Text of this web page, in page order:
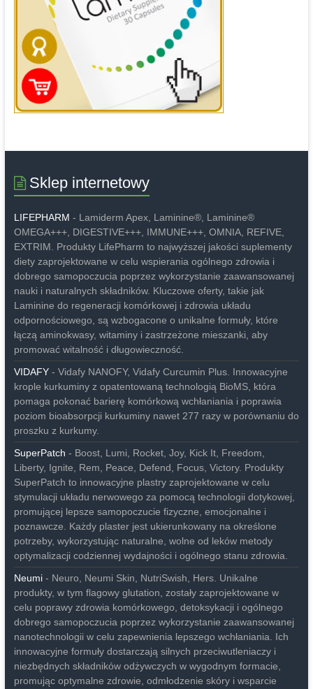
Sklep internetowy
LIFEPHARM - Lamiderm Apex, Laminine®, Laminine®
OMEGA+++, DIGESTIVE+++, IMMUNE+++, OMNIA, REFIVE,
EXTRIM. Produkty LifePharm to najwyższej jakości suplementy
diety zaprojektowane w celu wspierania ogólnego zdrowia i
dobrego samopoczucia poprzez wykorzystanie zaawansowanej
nauki i naturalnych składników. Kluczowe oferty, takie jak
Laminine do regeneracji komórkowej i zdrowia układu
odpornościowego, są wzbogacone o unikalne formuły, które
łączą aminokwasy, witaminy i zastrzeżone mieszanki, aby
promować witalność i długowieczność.
VIDAFY- Vidafy NANOFY, Vidafy Curcumin Plus. Innowacyjne
krople kurkuminy z opatentowaną technologią BioMS, która
pomaga pokonać barierę komórkową wchłaniania i poprawia
poziom bioabsorpcji kurkuminy nawet 277 razy w porównaniu do
proszku z kurkumy.
SuperPatch - Boost, Lumi, Rocket, Joy, Kick It, Freedom,
Liberty, Ignite, Rem, Peace, Defend, Focus, Victory. Produkty
SuperPatch to innowacyjne plastry zaprojektowane w celu
stymulacji układu nerwowego za pomocą technologii dotykowej,
promującej lepsze samopoczucie fizyczne, emocjonalne i
poznawcze. Każdy plaster jest ukierunkowany na określone
potrzeby, wykorzystując naturalne, wolne od leków metody
optymalizacji codziennej wydajności i ogólnego stanu zdrowia.
Neumi- Neuro, Neumi Skin, NutriSwish, Hers. Unikalne
produkty, w tym flagowy glutation, zostały zaprojektowane w
celu poprawy zdrowia komórkowego, detoksykacji i ogólnego
dobrego samopoczucia poprzez wykorzystanie zaawansowanej
nanotechnologii w celu zapewnienia lepszego wchłaniania. Ich
innowacyjne formuły dostarczają silnych przeciwutleniaczy i
niezbędnych składników odżywczych w wygodnym formacie,
promując optymalne zdrowie, odmłodzenie skóry i wsparcie